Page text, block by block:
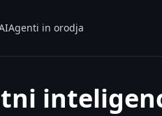
Agenti in orodja